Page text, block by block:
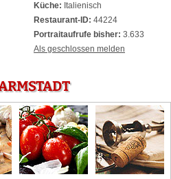
Küche: Italienisch
Restaurant-ID: 44224
Portraitaufrufe bisher: 3.633
Als geschlossen melden